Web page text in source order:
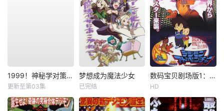
1999！神秘学对策部英语
更新至第03集
梦想成为魔法少女
已完结
数码宝贝剧场版1：滚球兽诞生之谜
HD